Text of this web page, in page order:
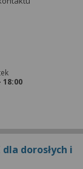
18:00
dorosłych i